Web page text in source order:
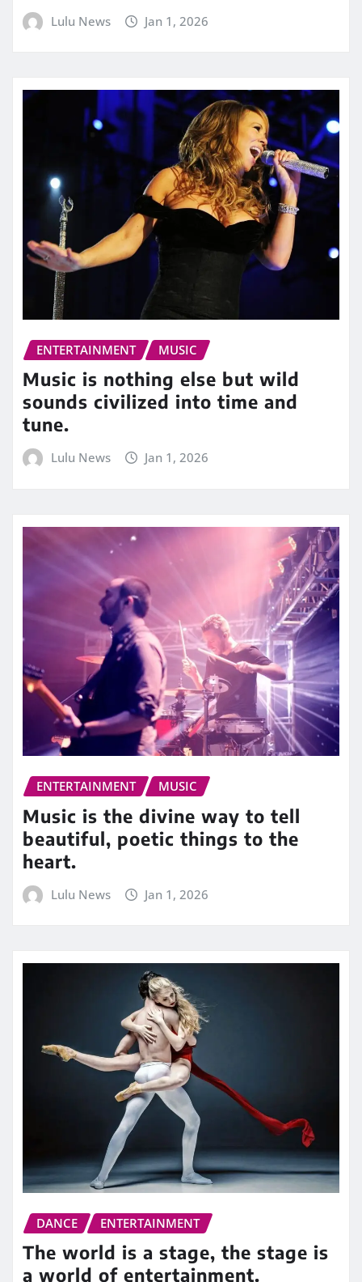
Lulu News Jan 1, 2026
ENTERTAINMENT MUSIC
Music is nothing else but wild
sounds civilized into time and
tune.
Lulu News Jan 1, 2026
ENTERTAINMENT MUSIC
Music is the divine way to tell
beautiful, poetic things to the
heart.
Lulu News Jan 1, 2026
DANCE ENTERTAINMENT
The world is a stage, the stage is
a world of entertainment.